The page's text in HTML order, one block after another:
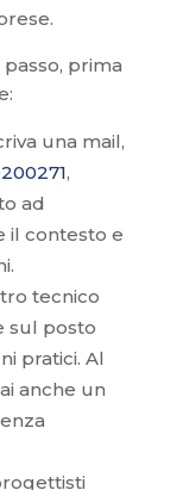
prima
una mail,
,
ad
il contesto e
tecnico
sul posto
pratici. Al
anche un